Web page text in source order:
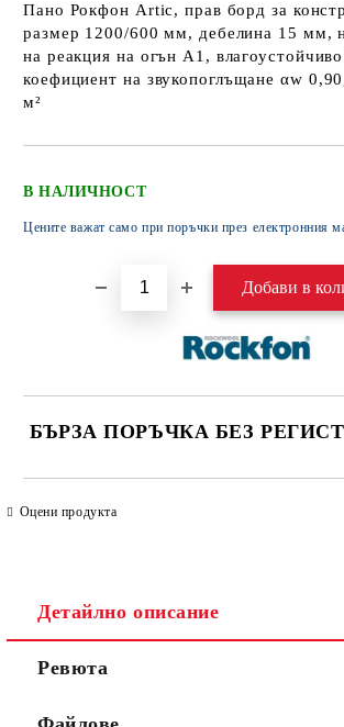
Пано Рокфон Artic, прав борд за
размер 1200/600 мм, дебелина 15 мм,
на реакция на огън А1,
коефициент на звукопоглъщане αw
м²
В НАЛИЧНОСТ
Цените важат само при поръчки през електронния
БЪРЗА ПОРЪЧКА БЕЗ
цена не включва транспорт.
Оцени продукта
Детайлно описание
Ревюта